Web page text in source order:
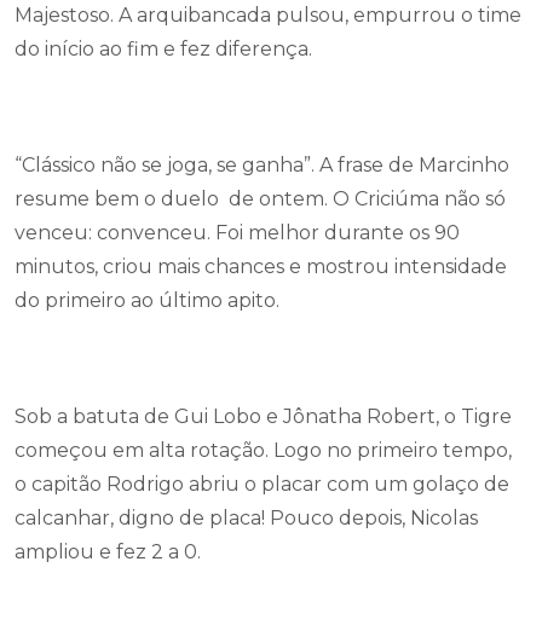
Majestoso. A arquibancada pulsou, empurrou o time
do início ao fim e fez diferença.
“Clássico não se joga, se ganha”. A frase de Marcinho
resume bem o duelo de ontem. O Criciúma não só
venceu: convenceu. Foi melhor durante os 90
minutos, criou mais chances e mostrou intensidade
do primeiro ao último apito.
Sob a batuta de Gui Lobo e Jônatha Robert, o Tigre
começou em alta rotação. Logo no primeiro tempo,
o capitão Rodrigo abriu o placar com um golaço de
calcanhar, digno de placa! Pouco depois, Nicolas
ampliou e fez 2 a 0.